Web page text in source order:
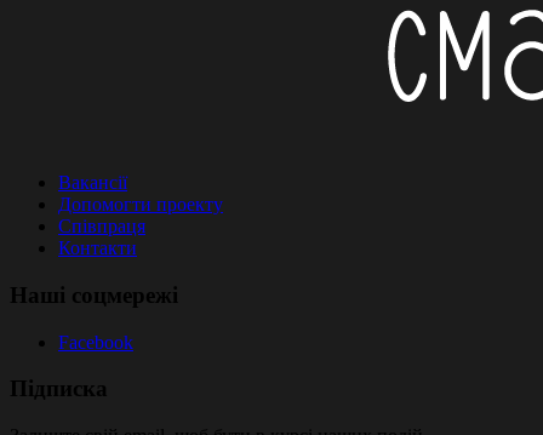
Вакансії
Допомогти проекту
Співпраця
Контакти
Наші соцмережі
Facebook
Підписка